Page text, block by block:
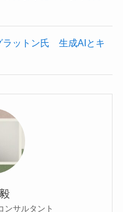
ラットン氏 生成AIとキ
ンサルタント